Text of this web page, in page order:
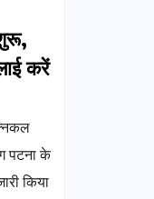
करें
पटना के
किया